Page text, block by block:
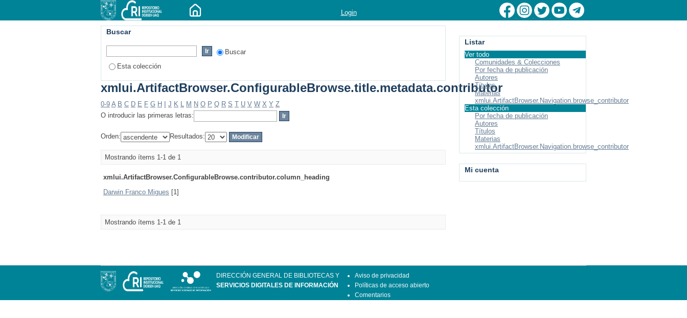
Login
Buscar
Buscar
Esta colección
xmlui.ArtifactBrowser.ConfigurableBrowse.title.metadata.contributor
0-9 A B C D E F G H J K L M N O P Q R S T U V W X Y Z
O introducir las primeras letras:
Orden: Resultados:
Mostrando ítems 1-1 de 1
xmlui.ArtifactBrowser.ConfigurableBrowse.contributor.column_heading
Darwin Franco Migues [1]
Mostrando ítems 1-1 de 1
Listar
Ver todo
Comunidades & Colecciones
Por fecha de publicación
Autores
Títulos
Materias
xmlui.ArtifactBrowser.Navigation.browse_contributor
Esta colección
Por fecha de publicación
Autores
Títulos
Materias
xmlui.ArtifactBrowser.Navigation.browse_contributor
Mi cuenta
DIRECCIÓN GENERAL DE BIBLIOTECAS Y
SERVICIOS DIGITALES DE INFORMACIÓN
Aviso de privacidad
Políticas de acceso abierto
Comentarios